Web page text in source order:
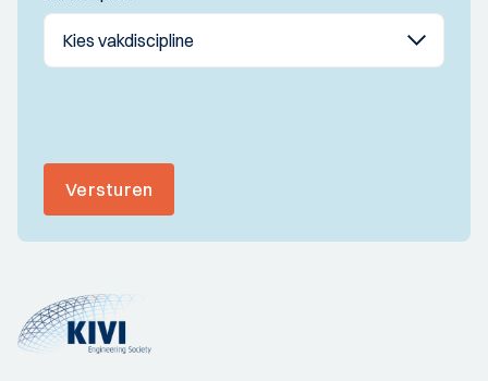
Versturen